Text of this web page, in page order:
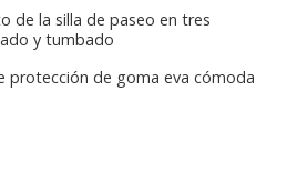
de la silla de paseo en tres
y tumbado
protección de goma eva cómoda